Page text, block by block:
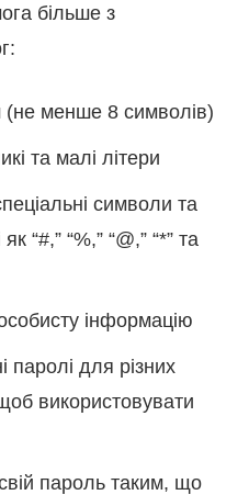
більше з
(не менше 8 символів)
та малі літери
символи та
“#,” “%,” “@,” “*” та
інформацію
паролі для різних
використовувати
пароль таким, що